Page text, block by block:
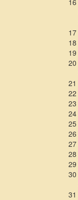
16
17
18
19
20
21
22
23
24
25
26
27
28
29
30
31